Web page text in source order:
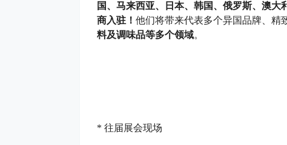
国、马来西亚、日本、韩国、俄罗斯、澳大
商入驻！ 他们将带来代表多个异国品牌、精
料及调味品等多个领域。
* 往届展会现场